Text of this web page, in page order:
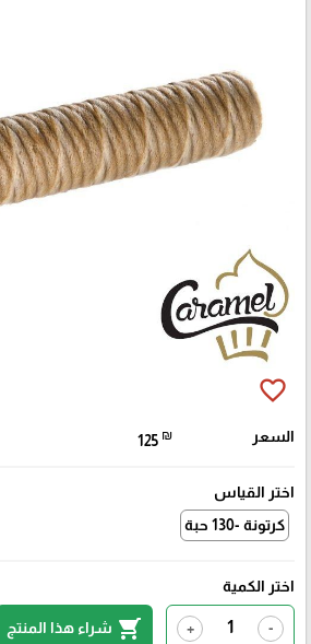
favorite_border
السعر 125 ₪
اختر القياس
كرتونة -130 حبة
اختر الكمية
-
+
shopping_cart شراء هذا المنتج